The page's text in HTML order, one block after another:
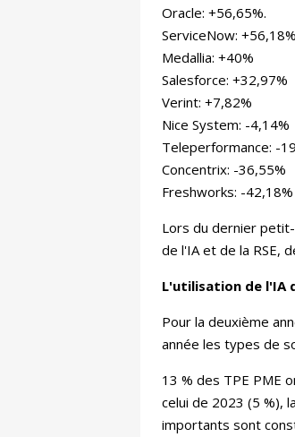
Oracle: +56,65%.
ServiceNow: +56,18%
Medallia: +40%
Salesforce: +32,97%
Verint: +7,82%
Nice System: -4,14%
Teleperformance: -
Concentrix: -36,55%
Freshworks: -42,18%
Lors du dernier
de l'IA et de la RSE,
L'utilisation de l'IA
Pour la deuxième
année les types de
13 % des TPE PME
celui de 2023 (5 %),
importants sont